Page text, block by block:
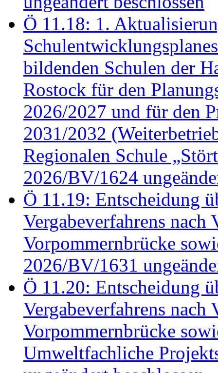
Ö 11.18: 1.
bildenden Schulen der
Rostock für den
2026/2027 und für den
2031/2032
Regionalen Schule
2026/BV/1624
Ö 11.19: Entscheidung
Vergabeverfahrens
Vorpommernbrücke
2026/BV/1631
Ö 11.20: Entscheidung
Vergabeverfahrens
Vorpommernbrücke
Umweltfachliche